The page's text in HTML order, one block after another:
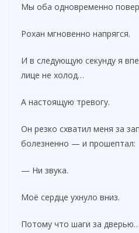
Мы оба одновременно
Рохан мгновенно напрягся.
И в следующую секунду я
лице не холод…
А настоящую тревогу.
Он резко схватил меня за
болезненно — и прошептал:
— Ни звука.
Моё сердце ухнуло вниз.
Потому что шаги за